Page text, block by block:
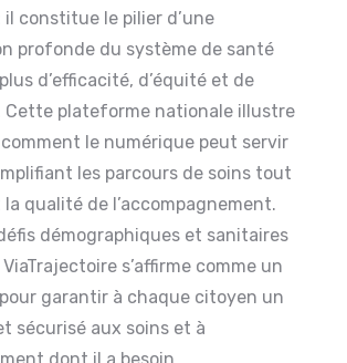
il constitue le pilier d’une
profonde du système de santé
d’efficacité, d’équité et de
Cette plateforme nationale illustre
le numérique peut servir
les parcours de soins tout
qualité de l’accompagnement.
démographiques et sanitaires
s’affirme comme un
garantir à chaque citoyen un
sécurisé aux soins et à